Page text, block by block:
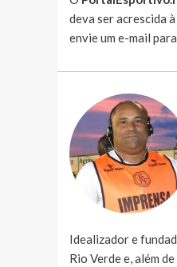
deva ser acrescida
envie um e-mail para
Idealizador e
Rio Verde e, além